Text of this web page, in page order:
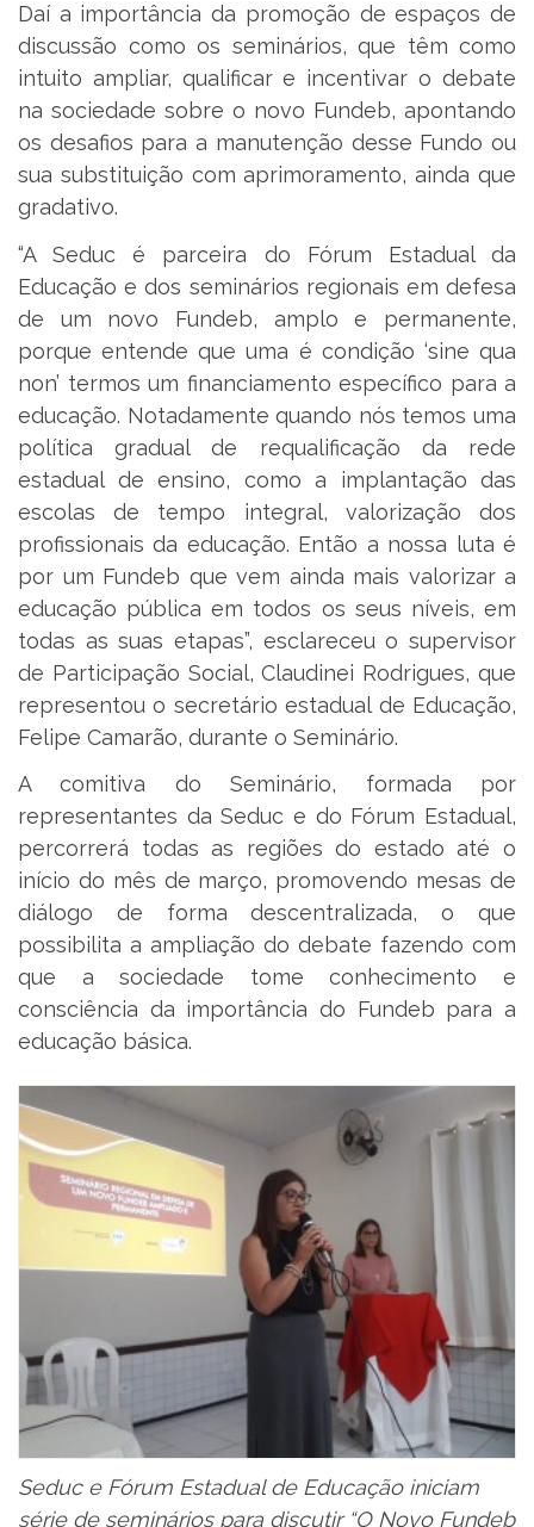
Daí a importância da promoção de espaços de
discussão como os seminários, que têm como
intuito ampliar, qualificar e incentivar o debate
na sociedade sobre o novo Fundeb, apontando
os desafios para a manutenção desse Fundo ou
sua substituição com aprimoramento, ainda que
gradativo.
“A Seduc é parceira do Fórum Estadual da
Educação e dos seminários regionais em defesa
de um novo Fundeb, amplo e permanente,
porque entende que uma é condição ‘sine qua
non’ termos um financiamento específico para a
educação. Notadamente quando nós temos uma
política gradual de requalificação da rede
estadual de ensino, como a implantação das
escolas de tempo integral, valorização dos
profissionais da educação. Então a nossa luta é
por um Fundeb que vem ainda mais valorizar a
educação pública em todos os seus níveis, em
todas as suas etapas”, esclareceu o supervisor
de Participação Social, Claudinei Rodrigues, que
representou o secretário estadual de Educação,
Felipe Camarão, durante o Seminário.
A comitiva do Seminário, formada por
representantes da Seduc e do Fórum Estadual,
percorrerá todas as regiões do estado até o
início do mês de março, promovendo mesas de
diálogo de forma descentralizada, o que
possibilita a ampliação do debate fazendo com
que a sociedade tome conhecimento e
consciência da importância do Fundeb para a
educação básica.
Seduc e Fórum Estadual de Educação iniciam
série de seminários para discutir “O Novo Fundeb